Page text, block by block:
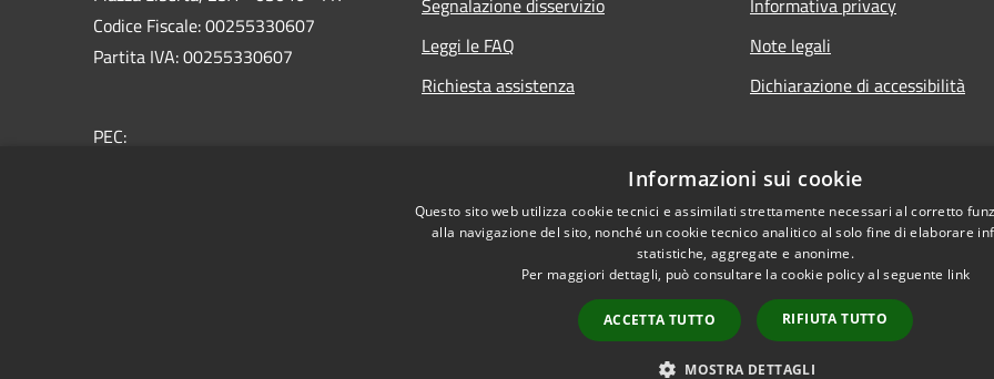
Codice Fiscale: 00255330607
Partita IVA: 00255330607
PEC:
Leggi le FAQ
Richiesta assistenza
Note legali
Dichiarazione di accessibilità
Copyright © 2026 •
Informazioni sui cookie
Questo sito web utilizza cookie tecnici e assimilati strettamente necessari al corretto
alla navigazione del sito, nonché un cookie tecnico analitico al solo fine di elaborare
statistiche, aggregate e anonime.
Per maggiori dettagli, può consultare la cookie policy al seguente link
ACCETTA TUTTO RIFIUTA TUTTO
MOSTRA DETTAGLI